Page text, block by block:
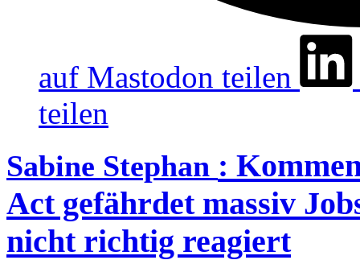
auf Mastodon teilen
teilen
Sabine Stephan :
Act gefährdet massiv
nicht richtig reagiert